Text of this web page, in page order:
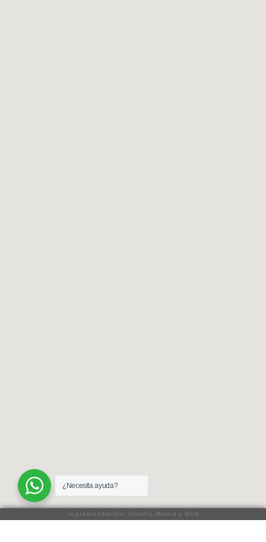
¿Necesita ayuda?
Implementación: Diseño, Marca y Web